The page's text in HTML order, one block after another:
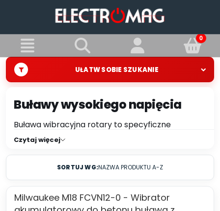
UŁATW SOBIE SZUKANIE
Buławy wysokiego napięcia
Buława wibracyjna rotary to specyficzne
narzędzie budowlane, które łączy w sobie funkcje
budownictwie, szczególnie przy pracach
związanych z zagęszczaniem i wygładzaniem
betonu na placach budowy, chodnikach, drogach
i innych powierzchniach. Dzięki precyzyjnemu
Czytaj więcej
SORTUJ WG:NAZWA PRODUKTU A-Z
Milwaukee M18 FCVN12-0 - Wibrator